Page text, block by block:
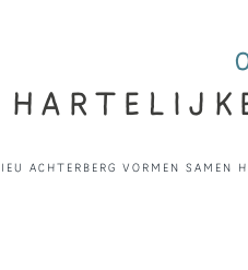
Achterberg vormen